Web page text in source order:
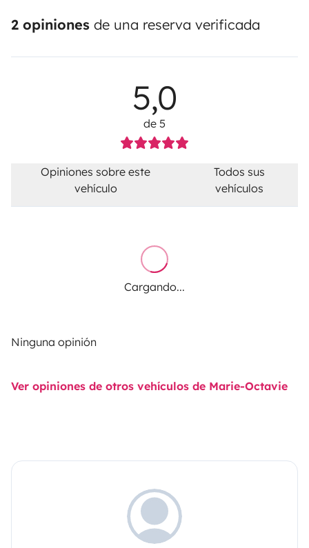
2 opiniones de una reserva verificada
5,0
de 5
Opiniones sobre este
vehículo
Todos sus
vehículos
Cargando...
Ninguna opinión
Ver opiniones de otros vehículos de Marie-Octavie